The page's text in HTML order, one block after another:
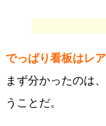
でっぱり看板はレ
まず分かったのは
うことだ。